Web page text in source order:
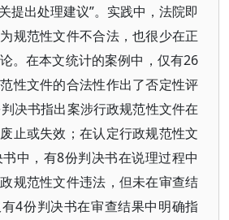
提出处理建议”。实践中，法院即
规范性文件不合法，也很少在正
。在本文统计的案例中，仅有26
性文件的合法性作出了否定性评
决书指出案涉行政规范性文件在
止或失效；在认定行政规范性文
中，有8份判决书在说理过程中
规范性文件违法，但未在审查结
4份判决书在审查结果中明确指